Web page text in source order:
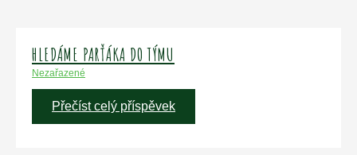
HLEDÁME PARŤÁKA DO TÝMU
Nezařazené
HLEDÁME
PARŤÁKA
Přečíst celý příspěvek